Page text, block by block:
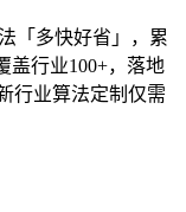
「多快好省」，累
盖行业100+，落地
行业算法定制仅需